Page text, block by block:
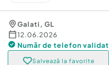
Galati, GL
12.06.2026
Număr de telefon validat
Salvează la favorite